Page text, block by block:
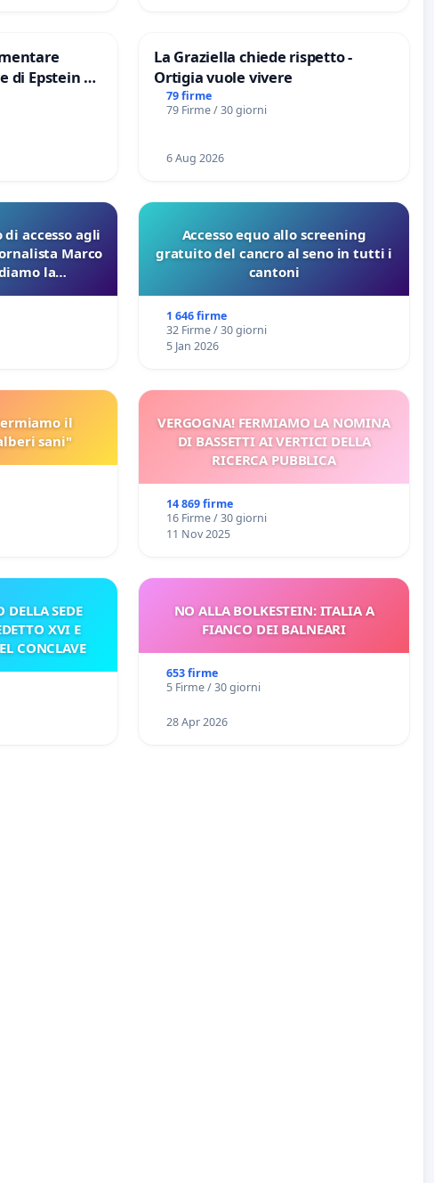
di Epstein e
Epstein
La Graziella chiede rispetto -
Ortigia vuole vivere
79 firme
79 Firme / 30 giorni
6 Aug 2026
accesso agli
Marco
la
Veneta
Accesso equo allo screening
gratuito del cancro al seno in tutti i
cantoni
1 646 firme
32 Firme / 30 giorni
5 Jan 2026
il
sani"
VERGOGNA! FERMIAMO LA NOMINA
DI BASSETTI AI VERTICI DELLA
RICERCA PUBBLICA
14 869 firme
16 Firme / 30 giorni
11 Nov 2025
SEDE
XVI E
CONCLAVE
NO ALLA BOLKESTEIN: ITALIA A
FIANCO DEI BALNEARI
653 firme
5 Firme / 30 giorni
28 Apr 2026